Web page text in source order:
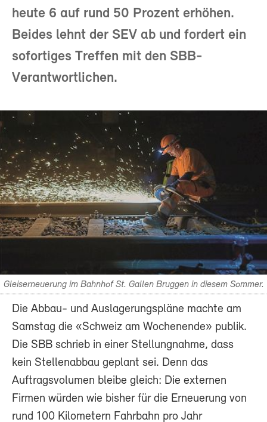
heute 6 auf rund 50 Prozent erhöhen.
Beides lehnt der SEV ab und fordert ein
sofortiges Treffen mit den SBB-
Verantwortlichen.
Gleiserneuerung im Bahnhof St. Gallen Bruggen in diesem Sommer.
Die Abbau- und Auslagerungspläne machte am
Samstag die «Schweiz am Wochenende» publik.
Die SBB schrieb in einer Stellungnahme, dass
kein Stellenabbau geplant sei. Denn das
Auftragsvolumen bleibe gleich: Die externen
Firmen würden wie bisher für die Erneuerung von
rund 100 Kilometern Fahrbahn pro Jahr